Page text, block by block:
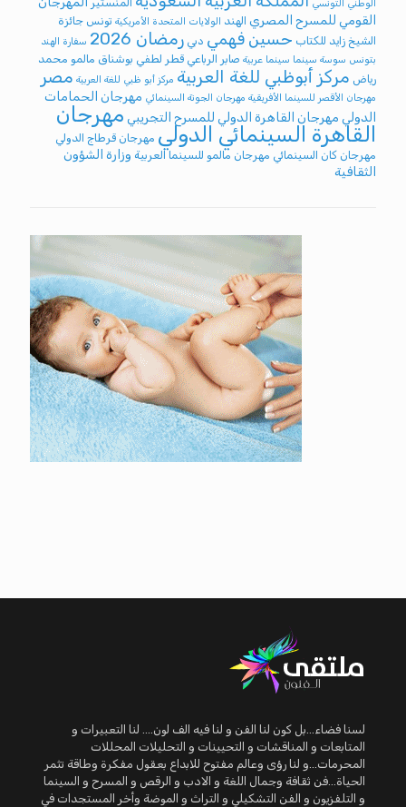
الوطني التونسي
القومي للمسرح المصري الهند الولايات المتحدة الأمريكية تونس جائزة
الشيخ زايد للكتاب حسين فهمي دبي رمضان 2026
سفارة الهند
بتونس سوسة سينما سينما عربية صابر الرباعي قطر لطفي بوشناق مالمو محمد
رياض مركز أبوظبي للغة العربية مركز أبو ظبي للغة العربية مصر
مهرجان الأقصر للسينما الأفريقية مهرجان الجونة السينمائي مهرجان الحمامات
الدولي مهرجان القاهرة الدولي للمسرح التجريبي مهرجان
القاهرة السينمائي الدولي مهرجان قرطاج الدولي
مهرجان كان السينمائي مهرجان مالمو للسينما العربية وزارة الشؤون
الثقافية
لسنا فضاء...بل كون لنا الفن و لنا فيه الف لون.... لنا التعبيرات و
المتابعات و المناقشات و التحيينات و التحليلات المحللات
المحرمات...و لنا رؤى وعالم مفتوح للابداع بعقول مفكرة وطاقة تثمر
الحياة...فن ثقافة وجمال اللغة و الادب و الرقص و المسرح و السينما
و التلفزيون و الفن التشكيلي و التراث و الموضة وأخر المستجدات في